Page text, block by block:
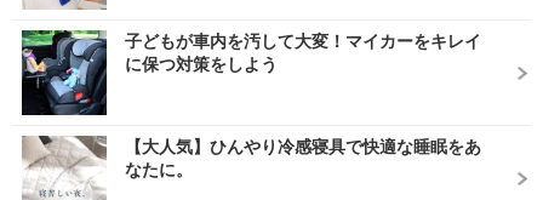
子どもが車内を汚して大変！マイカーをキレイ
に保つ対策をしよう
【大人気】ひんやり冷感寝具で快適な睡眠をあ
なたに。